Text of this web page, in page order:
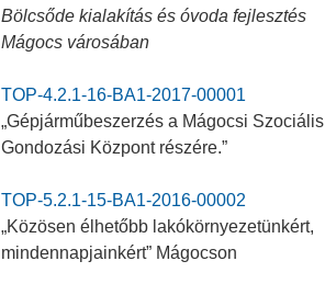
Bölcsőde kialakítás és óvoda fejlesztés
Mágocs városában
TOP-4.2.1-16-BA1-2017-00001
„Gépjárműbeszerzés a Mágocsi Szociális
Gondozási Központ részére.”
TOP-5.2.1-15-BA1-2016-00002
„Közösen élhetőbb lakókörnyezetünkért,
mindennapjainkért” Mágocson